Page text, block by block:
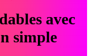
avec
simple